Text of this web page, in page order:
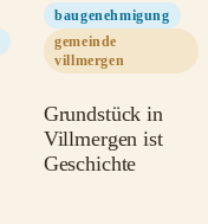
baugenehmigung
gemeinde
villmergen
Grundstück in
Villmergen ist
Geschichte